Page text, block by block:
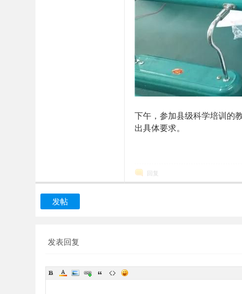
下午，参加县级科学培训的
出具体要求。
回复
发帖
发表回复